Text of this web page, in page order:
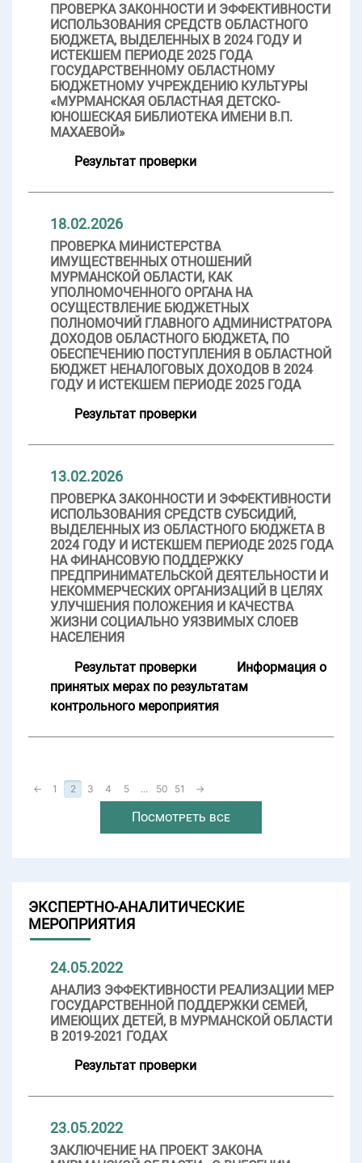
ПРОВЕРКА ЗАКОННОСТИ И ЭФФЕКТИВНОСТИ
ИСПОЛЬЗОВАНИЯ СРЕДСТВ ОБЛАСТНОГО
БЮДЖЕТА, ВЫДЕЛЕННЫХ В 2024 ГОДУ И
ИСТЕКШЕМ ПЕРИОДЕ 2025 ГОДА
ГОСУДАРСТВЕННОМУ ОБЛАСТНОМУ
БЮДЖЕТНОМУ УЧРЕЖДЕНИЮ КУЛЬТУРЫ
«МУРМАНСКАЯ ОБЛАСТНАЯ ДЕТСКО-
ЮНОШЕСКАЯ БИБЛИОТЕКА ИМЕНИ В.П.
МАХАЕВОЙ»
Результат проверки
18.02.2026
ПРОВЕРКА МИНИСТЕРСТВА
ИМУЩЕСТВЕННЫХ ОТНОШЕНИЙ
МУРМАНСКОЙ ОБЛАСТИ, КАК
УПОЛНОМОЧЕННОГО ОРГАНА НА
ОСУЩЕСТВЛЕНИЕ БЮДЖЕТНЫХ
ПОЛНОМОЧИЙ ГЛАВНОГО АДМИНИСТРАТОРА
ДОХОДОВ ОБЛАСТНОГО БЮДЖЕТА, ПО
ОБЕСПЕЧЕНИЮ ПОСТУПЛЕНИЯ В ОБЛАСТНОЙ
БЮДЖЕТ НЕНАЛОГОВЫХ ДОХОДОВ В 2024
ГОДУ И ИСТЕКШЕМ ПЕРИОДЕ 2025 ГОДА
Результат проверки
13.02.2026
ПРОВЕРКА ЗАКОННОСТИ И ЭФФЕКТИВНОСТИ
ИСПОЛЬЗОВАНИЯ СРЕДСТВ СУБСИДИЙ,
ВЫДЕЛЕННЫХ ИЗ ОБЛАСТНОГО БЮДЖЕТА В
2024 ГОДУ И ИСТЕКШЕМ ПЕРИОДЕ 2025 ГОДА
НА ФИНАНСОВУЮ ПОДДЕРЖКУ
ПРЕДПРИНИМАТЕЛЬСКОЙ ДЕЯТЕЛЬНОСТИ И
НЕКОММЕРЧЕСКИХ ОРГАНИЗАЦИЙ В ЦЕЛЯХ
УЛУЧШЕНИЯ ПОЛОЖЕНИЯ И КАЧЕСТВА
ЖИЗНИ СОЦИАЛЬНО УЯЗВИМЫХ СЛОЕВ
НАСЕЛЕНИЯ
Результат проверки
Информация о
принятых мерах по результатам
контрольного мероприятия
← 1 2 3 4 5 ... 50 51 →
Посмотреть все
ЭКСПЕРТНО-АНАЛИТИЧЕСКИЕ
МЕРОПРИЯТИЯ
24.05.2022
АНАЛИЗ ЭФФЕКТИВНОСТИ РЕАЛИЗАЦИИ МЕР
ГОСУДАРСТВЕННОЙ ПОДДЕРЖКИ СЕМЕЙ,
ИМЕЮЩИХ ДЕТЕЙ, В МУРМАНСКОЙ ОБЛАСТИ
В 2019-2021 ГОДАХ
Результат проверки
23.05.2022
ЗАКЛЮЧЕНИЕ НА ПРОЕКТ ЗАКОНА